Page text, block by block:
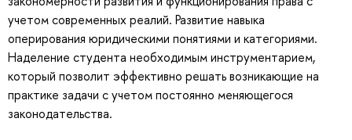
учетом современных реалий. Развитие навыка
оперирования юридическими понятиями и категориями.
Наделение студента необходимым инструментарием,
который позволит эффективно решать возникающие на
практике задачи с учетом постоянно меняющегося
законодательства.